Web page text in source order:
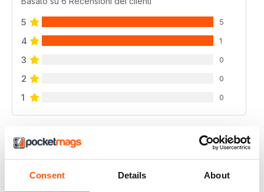
Consent Details About
5 5
4 1
3 0
2 0
1 0
VISUALIZZA LE RECENSIONI